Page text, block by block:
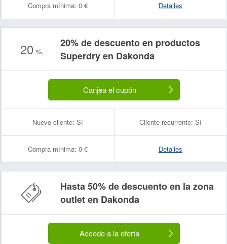
Compra mínima: 0 € Detalles
20 %
20% de descuento en productos
Superdry en Dakonda
Canjea el cupón
Nuevo cliente: Sí Cliente recurrente: Sí
Compra mínima: 0 € Detalles
Hasta 50% de descuento en la zona
outlet en Dakonda
Accede a la oferta